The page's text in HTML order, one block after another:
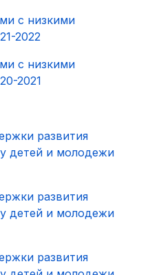
с низкими
2022
с низкими
2021
развития
детей и молодежи
развития
детей и молодежи
развития